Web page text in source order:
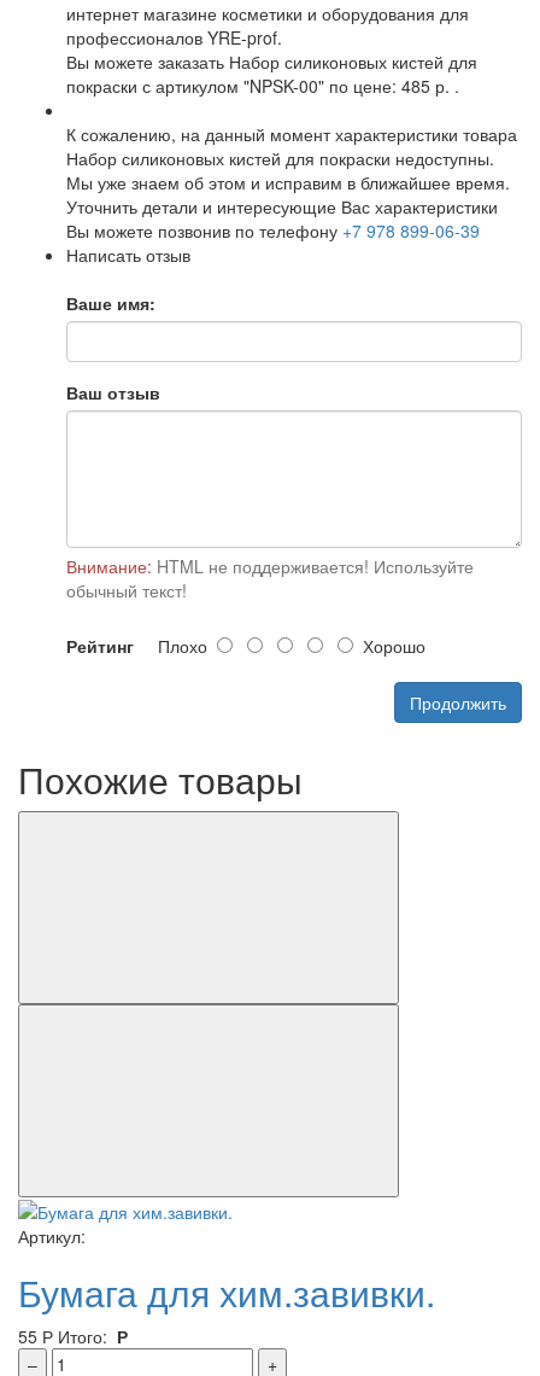
интернет магазине косметики и оборудования для
профессионалов YRE-prof.
Вы можете заказать Набор силиконовых кистей для
покраски с артикулом "NPSK-00" по цене: 485 р. .
К сожалению, на данный момент характеристики товара
Набор силиконовых кистей для покраски недоступны.
Мы уже знаем об этом и исправим в ближайшее время.
Уточнить детали и интересующие Вас характеристики
Вы можете позвонив по телефону +7 978 899-06-39
Написать отзыв
Ваше имя:
Ваш отзыв
Внимание: HTML не поддерживается! Используйте
обычный текст!
Рейтинг Плохо Хорошо
Продолжить
Похожие товары
Артикул:
Бумага для хим.завивки.
55 Р Итого: Р
–
+